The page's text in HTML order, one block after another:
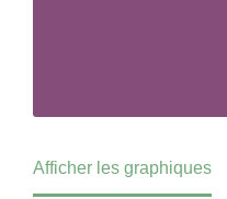
Afficher les graphiques